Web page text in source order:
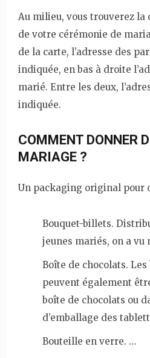
Au milieu, vous trouverez la
de votre cérémonie de
de la carte, l’adresse des
indiquée, en bas à droite
marié. Entre les deux,
indiquée.
COMMENT DONNER
MARIAGE ?
Un packaging original pour
Bouquet-billets.
jeunes mariés, on a vu
Boîte de chocolats.
peuvent également
boîte de chocolats ou
d’emballage des
Bouteille en verre. …